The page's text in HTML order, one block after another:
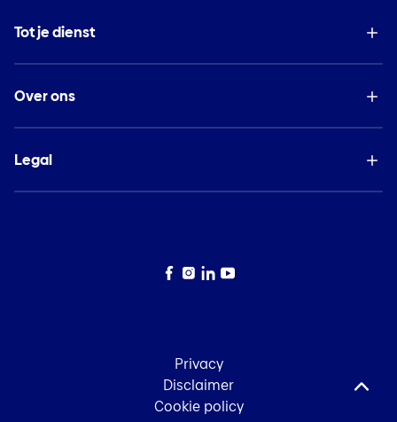
Tot je dienst
Over ons
Legal
Facebook
Instagram
LinkedIn
YouTube
Privacy
Disclaimer
Cookie policy